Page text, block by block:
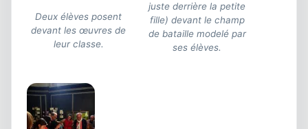
Deux élèves posent
devant les œuvres de
leur classe.
juste derrière la petite
fille) devant le champ
de bataille modelé par
ses élèves.